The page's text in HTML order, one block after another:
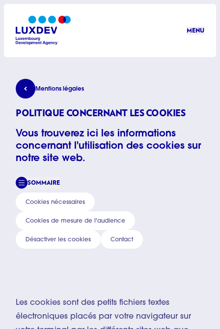
MENU
Politique concernant les cookies
Mentions légales
POLITIQUE CONCERNANT LES COOKIES
Vous trouverez ici les informations
concernant l'utilisation des cookies sur
notre site web.
SOMMAIRE
Cookies nécessaires
Cookies de mesure de l'audience
Désactiver les cookies Contact
Les cookies sont des petits fichiers textes
électroniques placés par votre navigateur sur